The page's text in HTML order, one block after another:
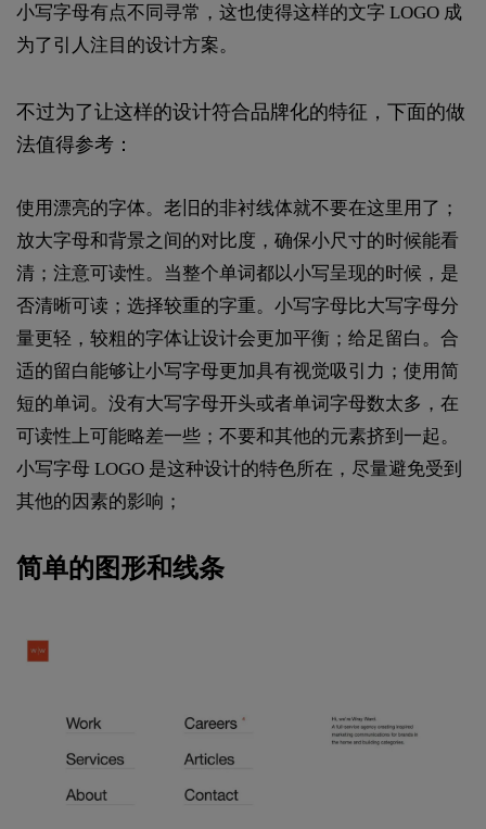
小写字母有点不同寻常，这也使得这样的文字 LOGO 成
为了引人注目的设计方案。
不过为了让这样的设计符合品牌化的特征，下面的做
法值得参考：
使用漂亮的字体。老旧的非衬线体就不要在这里用了；
放大字母和背景之间的对比度，确保小尺寸的时候能看
清；注意可读性。当整个单词都以小写呈现的时候，是
否清晰可读；选择较重的字重。小写字母比大写字母分
量更轻，较粗的字体让设计会更加平衡；给足留白。合
适的留白能够让小写字母更加具有视觉吸引力；使用简
短的单词。没有大写字母开头或者单词字母数太多，在
可读性上可能略差一些；不要和其他的元素挤到一起。
小写字母 LOGO 是这种设计的特色所在，尽量避免受到
其他的因素的影响；
简单的图形和线条